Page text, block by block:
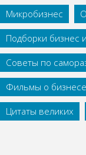
Микробизнес
Подборки бизнес
Советы по
Фильмы о
Цитаты великих